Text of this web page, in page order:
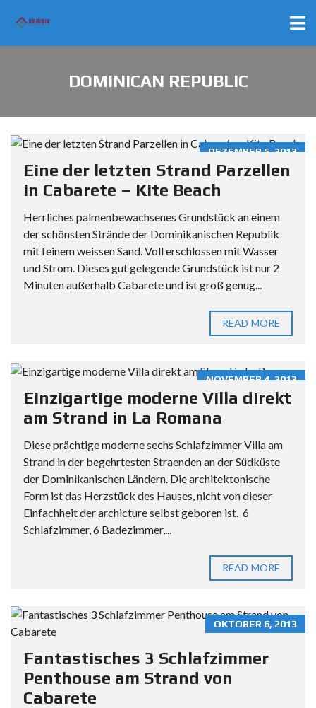
DOMINICAN REPUBLIC
DEZEMBER 5, 2013
Eine der letzten Strand Parzellen
in Cabarete – Kite Beach
Herrliches palmenbewachsenes Grundstück an einem
der schönsten Strände der Dominikanischen Republik
mit feinem weissen Sand. Voll erschlossen mit Wasser
und Strom. Dieses gut gelegende Grundstück ist nur 2
Minuten außerhalb Cabarete und ist groß genug...
READ MORE
NOVEMBER 4, 2013
Einzigartige moderne Villa direkt
am Strand in La Romana
Diese prächtige moderne sechs Schlafzimmer Villa am
Strand in der begehrtesten Straenden an der Südküste
der Dominikanischen Ländern. Die architektonische
Form ist das Herzstück des Hauses, nicht von dieser
Einfachheit der archicture selbst geboren ist. 6
Schlafzimmer, 6 Badezimmer,...
READ MORE
OKTOBER 6, 2013
Fantastisches 3 Schlafzimmer
Penthouse am Strand von
Cabarete